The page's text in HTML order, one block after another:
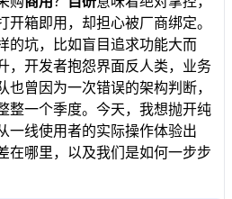
开箱即用，却担心被厂商绑定。
的坑，比如盲目追求功能大而
，开发者抱怨界面反人类，业务
也曾因为一次错误的架构判断，
整一个季度。今天，我想抛开纯
一线使用者的实际操作体验出
在哪里，以及我们是如何一步步